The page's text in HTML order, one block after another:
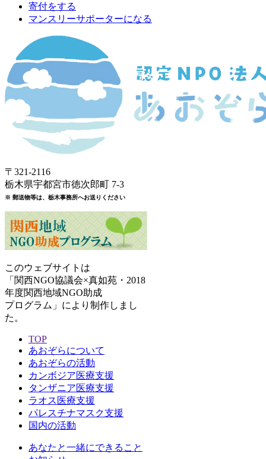
寄付をする
マンスリーサポーターになる
〒321-2116
栃木県宇都宮市徳次郎町 7-3
※ 郵送物等は、栃木事務所へお送りください
このウェブサイトは
「関西NGO協議会×真如苑・2018
年度関西地域NGO助成
プログラム」により制作しまし
た。
TOP
あおぞらについて
あおぞらの活動
カンボジア医療支援
タンザニア医療支援
ラオス医療支援
パレスチナマスク支援
国内の活動
あなたと一緒にできること